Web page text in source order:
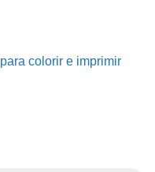
para colorir e imprimir